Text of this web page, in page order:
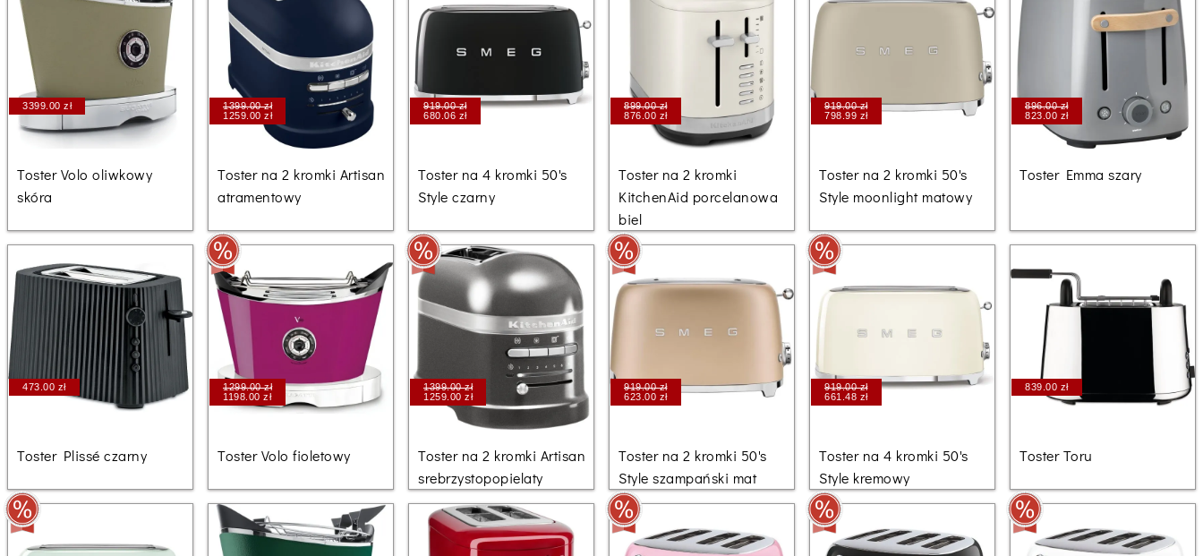
3399.00 zł
Toster Volo oliwkowy
skóra
1399.00 zł
1259.00 zł
Toster na 2 kromki Artisan
atramentowy
919.00 zł
680.06 zł
Toster na 4 kromki 50's
Style czarny
899.00 zł
876.00 zł
Toster na 2 kromki
KitchenAid porcelanowa
biel
919.00 zł
798.99 zł
Toster na 2 kromki 50's
Style moonlight matowy
896.00 zł
823.00 zł
Toster Emma szary
473.00 zł
Toster Plissé czarny
1299.00 zł
1198.00 zł
Toster Volo fioletowy
1399.00 zł
1259.00 zł
Toster na 2 kromki Artisan
srebrzystopopielaty
919.00 zł
623.00 zł
Toster na 2 kromki 50's
Style szampański mat
919.00 zł
661.48 zł
Toster na 4 kromki 50's
Style kremowy
839.00 zł
Toster Toru